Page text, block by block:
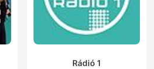
Rádió 1